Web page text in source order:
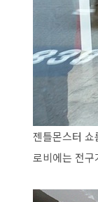
젠틀몬스터
로비에는 전